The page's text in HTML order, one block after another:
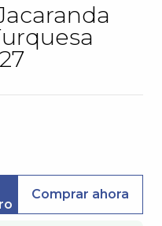
Comprar ahora